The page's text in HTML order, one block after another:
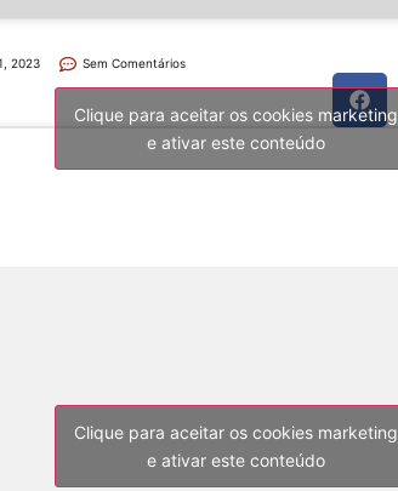
2023 Sem Comentários
Clique para aceitar os cookies marketing
e ativar este conteúdo
Clique para aceitar os cookies marketing
e ativar este conteúdo